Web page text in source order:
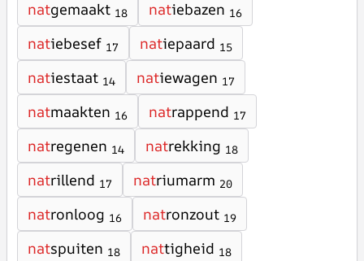
natgemaakt 18 natiebazen 16
natiebesef 17 natiepaard 15
natiestaat 14 natiewagen 17
natmaakten 16 natrappend 17
natregenen 14 natrekking 18
natrillend 17 natriumarm 20
natronloog 16 natronzout 19
natspuiten 18 nattigheid 18